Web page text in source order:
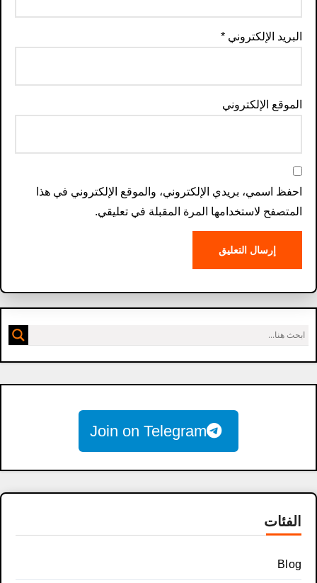
البريد الإلكتروني*
الموقع الإلكتروني
احفظ اسمي، بريدي الإلكتروني، والموقع الإلكتروني في هذا
المتصفح لاستخدامها المرة المقبلة في تعليقي.
Join on Telegram
الفئات
Blog